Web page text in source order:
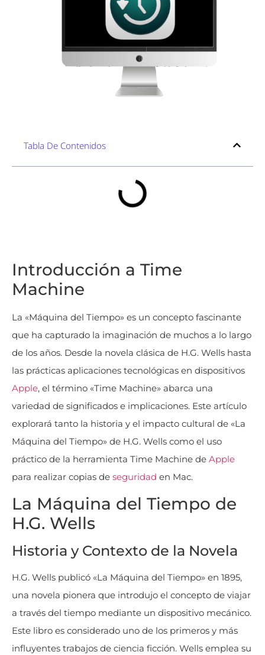
Tabla De Contenidos
Introducción a Time
Machine
La «Máquina del Tiempo» es un concepto fascinante
que ha capturado la imaginación de muchos a lo largo
de los años. Desde la novela clásica de H.G. Wells hasta
las prácticas aplicaciones tecnológicas en dispositivos
Apple, el término «Time Machine» abarca una
variedad de significados e implicaciones. Este artículo
explorará tanto la historia y el impacto cultural de «La
Máquina del Tiempo» de H.G. Wells como el uso
práctico de la herramienta Time Machine de Apple
para realizar copias de seguridad en Mac.
La Máquina del Tiempo de
H.G. Wells
Historia y Contexto de la Novela
H.G. Wells publicó «La Máquina del Tiempo» en 1895,
una novela pionera que introdujo el concepto de viajar
a través del tiempo mediante un dispositivo mecánico.
Este libro es considerado uno de los primeros y más
influyentes trabajos de ciencia ficción. Wells emplea su